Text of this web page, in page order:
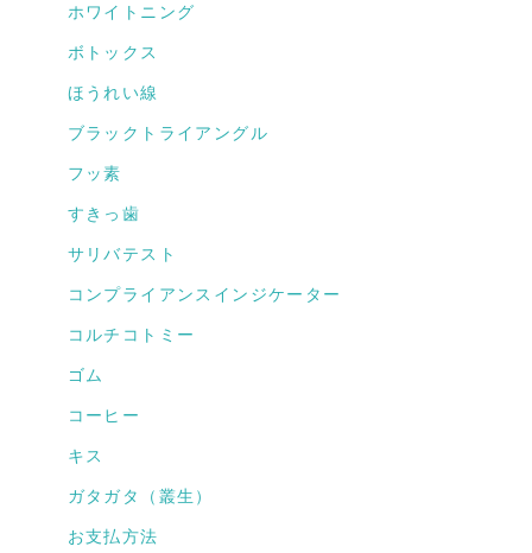
ホワイトニング
ボトックス
ほうれい線
ブラックトライアングル
フッ素
すきっ歯
サリバテスト
コンプライアンスインジケーター
コルチコトミー
ゴム
コーヒー
キス
ガタガタ（叢生）
お支払方法